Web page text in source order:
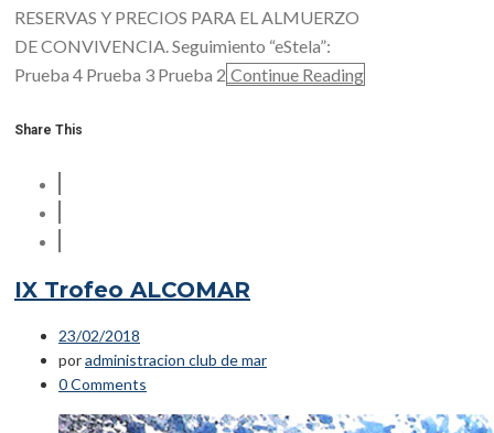
RESERVAS Y PRECIOS PARA EL ALMUERZO
DE CONVIVENCIA. Seguimiento “eStela”:
Prueba 4 Prueba 3 Prueba 2 Continue Reading
Share This
IX Trofeo ALCOMAR
23/02/2018
poradministracion club de mar
0 Comments